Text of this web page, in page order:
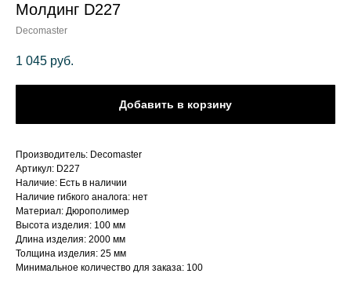
Молдинг D227
Decomaster
1 045 руб.
Добавить в корзину
Производитель: Decomaster
Артикул: D227
Наличие: Есть в наличии
Наличие гибкого аналога: нет
Материал: Дюрополимер
Высота изделия: 100 мм
Длина изделия: 2000 мм
Толщина изделия: 25 мм
Минимальное количество для заказа: 100